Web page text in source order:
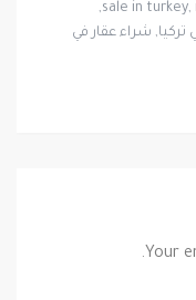
sale in turkey,
تركيا, شراء عقار في
Your